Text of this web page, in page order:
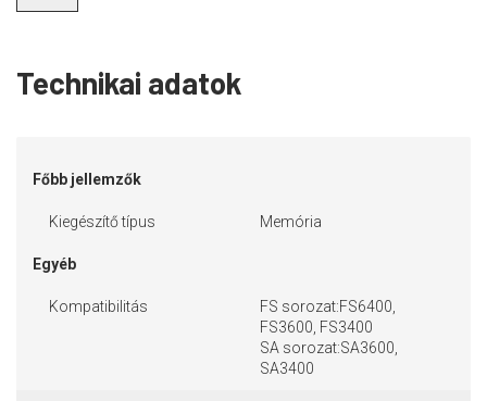
Technikai adatok
Főbb jellemzők
Kiegészítő típus Memória
Egyéb
Kompatibilitás
FS sorozat:FS6400,
FS3600, FS3400
SA sorozat:SA3600,
SA3400